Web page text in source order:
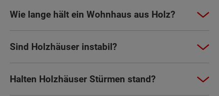
Wie lange hält ein Wohnhaus aus Holz?
Sind Holzhäuser instabil?
Halten Holzhäuser Stürmen stand?